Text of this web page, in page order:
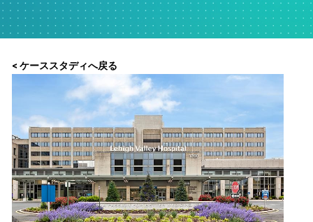
< ケーススタディへ戻る